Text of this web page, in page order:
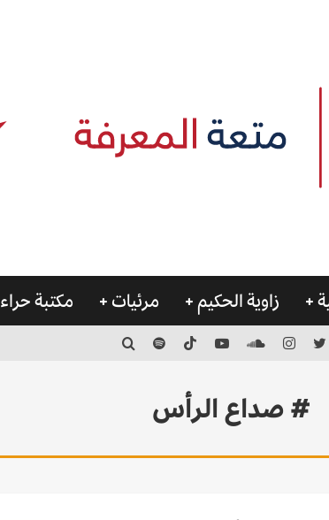
زاوية الحكيم مرئيات مكتبة حراء
# صداع الرأس